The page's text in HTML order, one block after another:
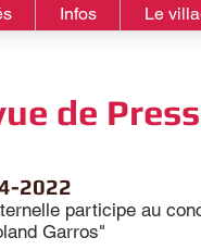
Infos Le
de
2022
participe au
Garros"